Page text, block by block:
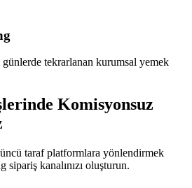
tekrarlanan kurumsal yemek
Komisyonsuz
taraf platformlara yönlendirmek
kanalınızı oluşturun.